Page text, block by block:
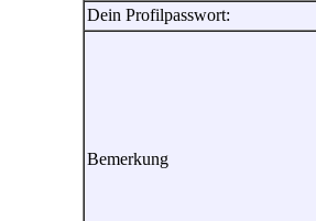
Dein Profilpasswort:
Bemerkung